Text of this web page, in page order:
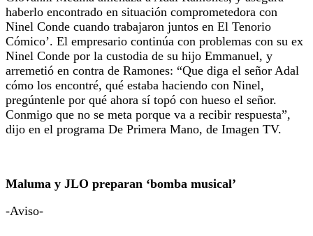
haberlo encontrado en situación comprometedora con
Ninel Conde cuando trabajaron juntos en El Tenorio
Cómico’. El empresario continúa con problemas con su ex
Ninel Conde por la custodia de su hijo Emmanuel, y
arremetió en contra de Ramones: “Que diga el señor Adal
cómo los encontré, qué estaba haciendo con Ninel,
pregúntenle por qué ahora sí topó con hueso el señor.
Conmigo que no se meta porque va a recibir respuesta”,
dijo en el programa De Primera Mano, de Imagen TV.
Maluma y JLO preparan ‘bomba musical’
-Aviso-